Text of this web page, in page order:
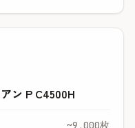
ン P C4500H
~9,000枚